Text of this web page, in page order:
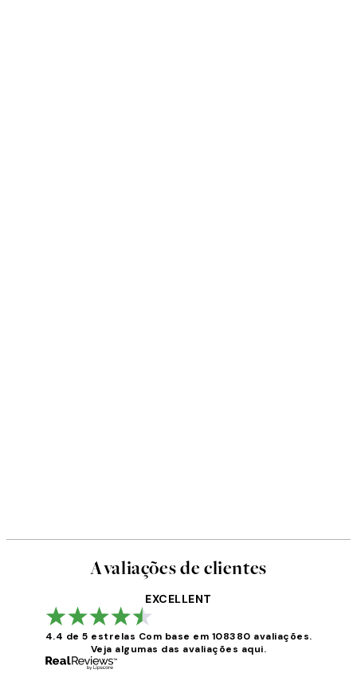
Avaliações de clientes
EXCELLENT
4.4 de 5 estrelas Com base em 108380 avaliações.
Veja algumas das avaliações aqui.